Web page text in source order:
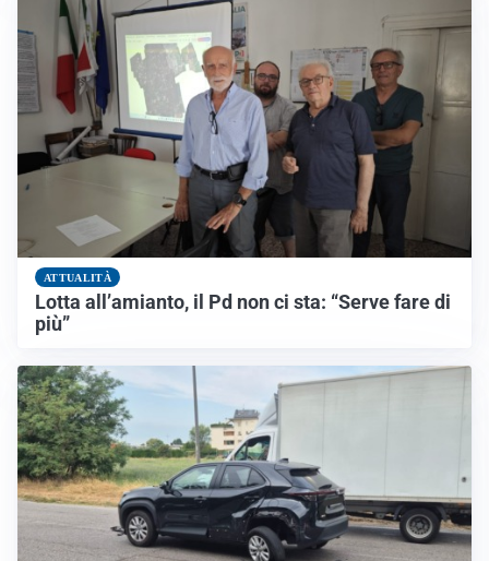
ATTUALITÀ
Lotta all’amianto, il Pd non ci sta: “Serve fare di
più”